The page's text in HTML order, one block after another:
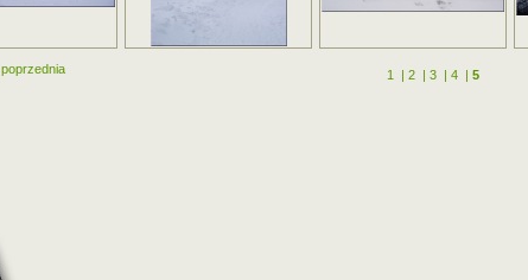
poprzednia 1 | 2 | 3 | 4 | 5